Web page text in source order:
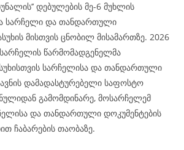
დებულების მე-6 მუხლის
სარჩელი და თანდართული
მისთვის ცნობილ მისამართზე. 2026
წარმომადგენელმა
სარჩელისა და თანდართული
დამადასტურებელი საფოსტო
გამომდინარე, მოსარჩელემ
და თანდართული დოკუმენტების
ჩაბარების თაობაზე.